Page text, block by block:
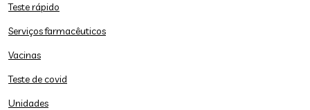
Teste rápido
Serviços farmacêuticos
Vacinas
Teste de covid
Unidades